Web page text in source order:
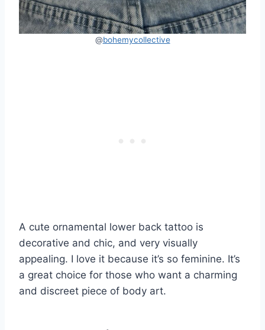
@bohemycollective
A cute ornamental lower back tattoo is
decorative and chic, and very visually
appealing. I love it because it’s so feminine. It’s
a great choice for those who want a charming
and discreet piece of body art.